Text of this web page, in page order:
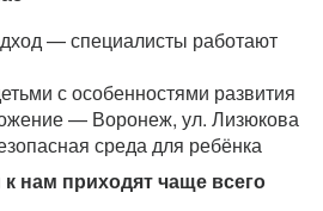
— специалисты работают
с особенностями развития
— Воронеж, ул. Лизюкова
среда для ребёнка
нам приходят чаще всего